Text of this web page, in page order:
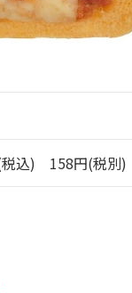
税込) 158円(税別)